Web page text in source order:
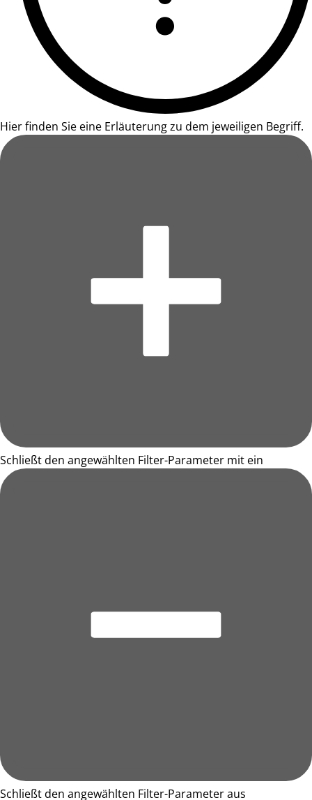
Hier finden Sie eine Erläuterung zu dem jeweiligen Begriff.
Schließt den angewählten Filter-Parameter mit ein
Schließt den angewählten Filter-Parameter aus